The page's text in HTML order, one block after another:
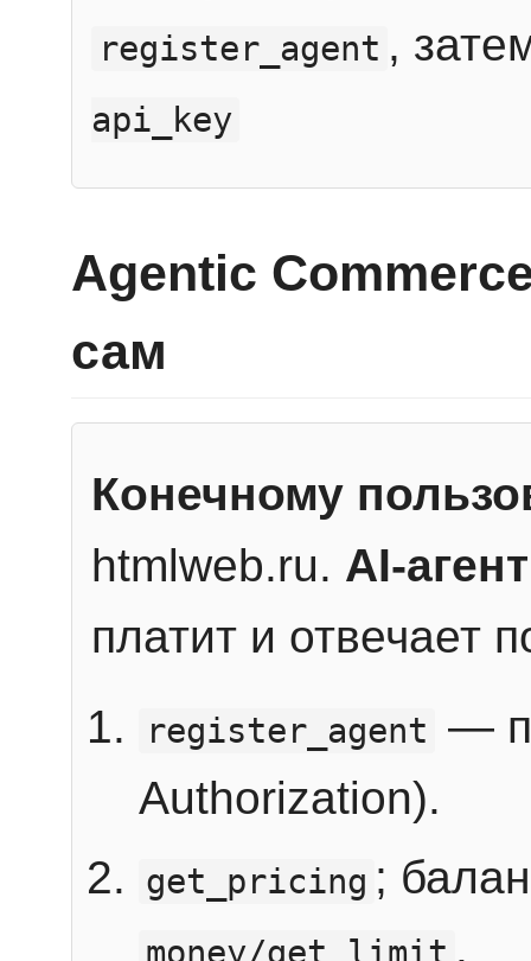
register_agent ,
api_key
Agentic
сам
Конечному
htmlweb.ru. AI-агент
платит и отвечает
register_agent —
Authorization).
get_pricing ;
.